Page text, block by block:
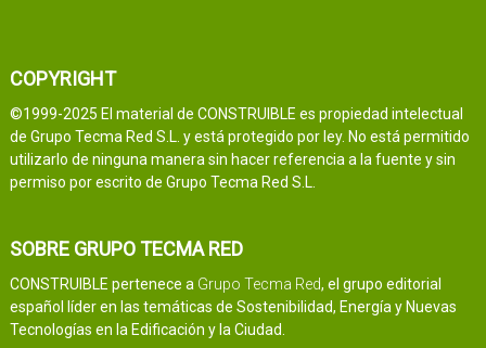
COPYRIGHT
©1999-2025 El material de CONSTRUIBLE es propiedad intelectual
de Grupo Tecma Red S.L. y está protegido por ley. No está permitido
utilizarlo de ninguna manera sin hacer referencia a la fuente y sin
permiso por escrito de Grupo Tecma Red S.L.
SOBRE GRUPO TECMA RED
CONSTRUIBLE pertenece a Grupo Tecma Red, el grupo editorial
español líder en las temáticas de Sostenibilidad, Energía y Nuevas
Tecnologías en la Edificación y la Ciudad.